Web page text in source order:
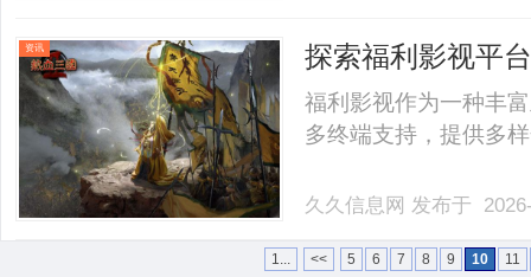
资讯 探索福利影视平
福利影视作为一种丰
多终端支持，提供多
久久信息网 发布于
1... << 5 6 7 8 9 10 11